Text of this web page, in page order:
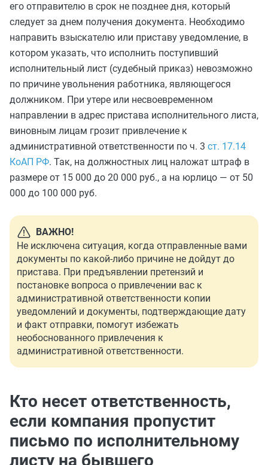
его отправителю в срок не позднее дня, который
следует за днем получения документа. Необходимо
направить взыскателю или приставу уведомление, в
котором указать, что исполнить поступивший
исполнительный лист (судебный приказ) невозможно
по причине увольнения работника, являющегося
должником. При утере или несвоевременном
направлении в адрес пристава исполнительного листа,
виновным лицам грозит привлечение к
административной ответственности по ч. 3 ст. 17.14
КоАП РФ. Так, на должностных лиц наложат штраф в
размере от 15 000 до 20 000 руб., а на юрлицо — от 50
000 до 100 000 руб.
ВАЖНО!
Не исключена ситуация, когда отправленные вами
документы по какой-либо причине не дойдут до
пристава. При предъявлении претензий и
постановке вопроса о привлечении вас к
административной ответственности копии
уведомлений и документы, подтверждающие дату
и факт отправки, помогут избежать
необоснованного привлечения к
административной ответственности.
Кто несет ответственность,
если компания пропустит
письмо по исполнительному
листу на бывшего